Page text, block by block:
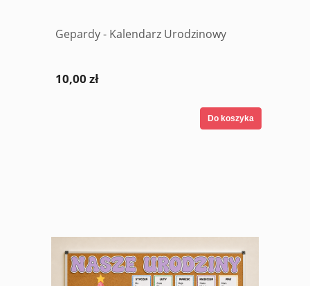
Gepardy - Kalendarz Urodzinowy
10,00 zł
Do koszyka